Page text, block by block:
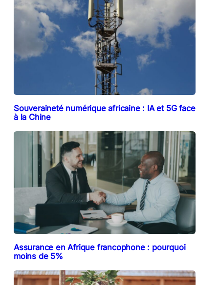
Souveraineté numérique africaine : IA et 5G face
à la Chine
Assurance en Afrique francophone : pourquoi
moins de 5%